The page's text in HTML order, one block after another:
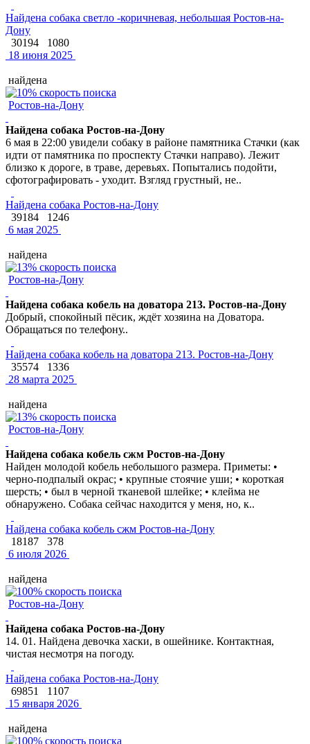
Найдена собака светло -коричневая, небольшая Ростов-на-
Дону
30194
1080
18 июня 2025
найдена
Ростов-на-Дону
Найдена собака Ростов-на-Дону
6 мая в 22:00 увидели собаку в районе памятника Стачки (как
идти от памятника по проспекту Стачки направо). Лежит
близко к дороге, в траве, деревьях. Попытались подойти,
сфотографировать - уходит. Взгляд грустный, не..
Найдена собака Ростов-на-Дону
39184
1246
6 мая 2025
найдена
Ростов-на-Дону
Найдена собака кобель на доватора 213. Ростов-на-Дону
Добрый, спокойный пёсик, ждёт хозяина на Доватора.
Обращаться по телефону..
Найдена собака кобель на доватора 213. Ростов-на-Дону
35574
1336
28 марта 2025
найдена
Ростов-на-Дону
Найдена собака кобель сжм Ростов-на-Дону
Найден молодой кобель небольшого размера. Приметы: •
черно-подпалый окрас; • крупные стоячие уши; • короткая
шерсть; • был в черной тканевой шлейке; • клейма не
обнаружено. Собака сейчас находится у меня, но, к..
Найдена собака кобель сжм Ростов-на-Дону
18187
378
6 июля 2026
найдена
Ростов-на-Дону
Найдена собака Ростов-на-Дону
14. 01. Найдена девочка хаски, в ошейнике. Контактная,
чистая несмотря на погоду.
Найдена собака Ростов-на-Дону
69851
1107
15 января 2026
найдена